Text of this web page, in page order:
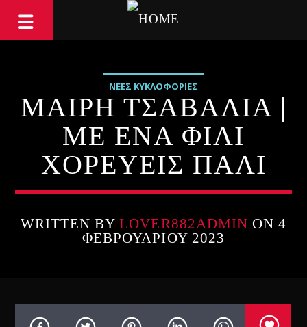
ΝΕΕΣ ΚΥΚΛΟΦΟΡΙΕΣ
ΜΑΙΡΗ ΤΣΑΒΑΛΙΑ |
ΜΕ ΕΝΑ ΦΙΛΙ
ΧΟΡΕΥΕΙΣ ΠΑΛΙ
WRITTEN BYLOVER882ADMIN ON 4
ΦΕΒΡΟΥΑΡΊΟΥ 2023